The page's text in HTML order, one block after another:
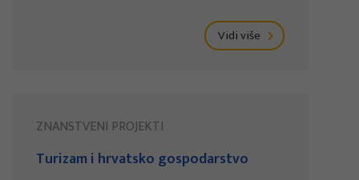
Vidi više
ZNANSTVENI PROJEKTI
Turizam i hrvatsko gospodarstvo